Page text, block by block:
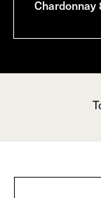
Chardonnay